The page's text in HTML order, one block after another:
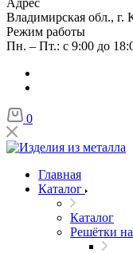
Адрес
Владимирская обл., г.
Режим работы
Пн. – Пт.: с 9:00 до
0
Главная
Каталог
Каталог
Решётки